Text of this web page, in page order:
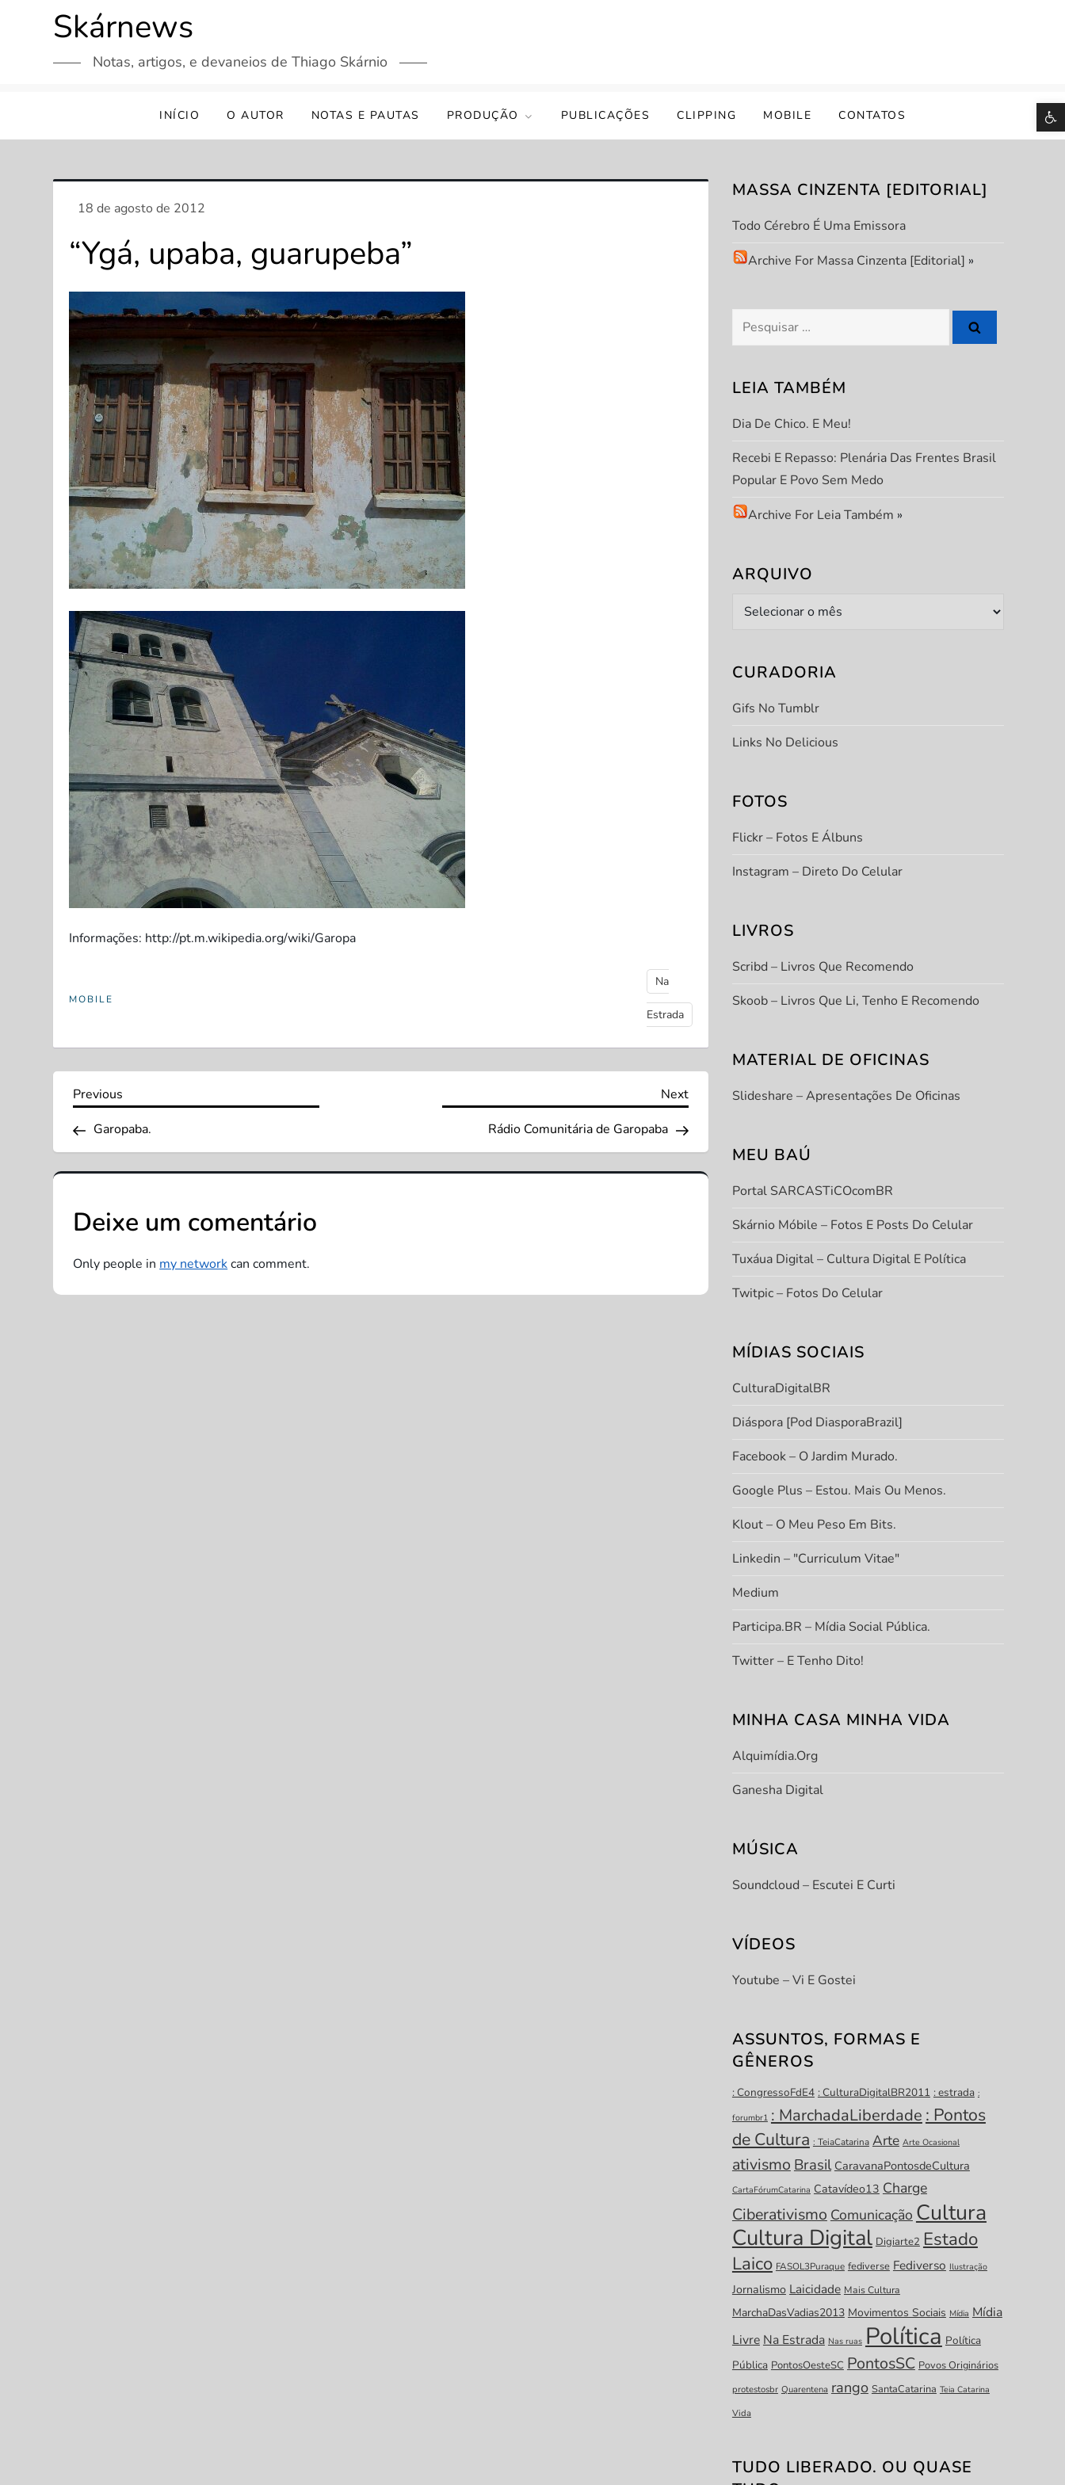
Skárnews
Notas, artigos, e devaneios de Thiago Skárnio
INÍCIO O AUTOR NOTAS E PAUTAS PRODUÇÃO PUBLICAÇÕES CLIPPING MOBILE CONTATOS
“Ygá, upaba, guarupeba”
Informações: http://pt.m.wikipedia.org/wiki/Garopa
MOBILE
Na
Estrada
N
a
v
e
g
a
Previous
Previous
Garopaba.
Next
Next
Rádio Comunitária de Garopaba
Deixe um comentário
Only people inmy networkcan comment.
MASSA CINZENTA [EDITORIAL]
Todo Cérebro É Uma Emissora
Archive For Massa Cinzenta [Editorial] »
Pesquisar
por:
LEIA TAMBÉM
Dia De Chico. E Meu!
Recebi E Repasso: Plenária Das Frentes Brasil
Popular E Povo Sem Medo
Archive For Leia Também »
ARQUIVO
Arquivo
CURADORIA
Gifs No Tumblr
Links No Delicious
FOTOS
Flickr – Fotos E Álbuns
Instagram – Direto Do Celular
LIVROS
Scribd – Livros Que Recomendo
Skoob – Livros Que Li, Tenho E Recomendo
MATERIAL DE OFICINAS
Slideshare – Apresentações De Oficinas
MEU BAÚ
Portal SARCASTiCOcomBR
Skárnio Móbile – Fotos E Posts Do Celular
Tuxáua Digital – Cultura Digital E Política
Twitpic – Fotos Do Celular
MÍDIAS SOCIAIS
CulturaDigitalBR
Diáspora [Pod DiasporaBrazil]
Facebook – O Jardim Murado.
Google Plus – Estou. Mais Ou Menos.
Klout – O Meu Peso Em Bits.
Linkedin – "Curriculum Vitae"
Medium
Participa.BR – Mídia Social Pública.
Twitter – E Tenho Dito!
MINHA CASA MINHA VIDA
Alquimídia.org
Ganesha Digital
MÚSICA
Soundcloud – Escutei E Curti
VÍDEOS
Youtube – Vi E Gostei
ASSUNTOS, FORMAS E
GÊNEROS
: CongressoFdE4 : CulturaDigitalBR2011 : estrada :
forumbr1 : MarchadaLiberdade : Pontos
de Cultura : TeiaCatarina Arte Arte Ocasional
ativismo Brasil CaravanaPontosdeCultura
CartaFórumCatarina Catavídeo13 Charge
Ciberativismo Comunicação Cultura
Cultura Digital Digiarte2 Estado
Laico FASOL3Puraque fediverse Fediverso Ilustração
Jornalismo Laicidade Mais Cultura
MarchaDasVadias2013 Movimentos Sociais Mídia Mídia
Livre Na Estrada Nas ruas Política Política
Pública PontosOesteSC PontosSC Povos Originários
protestosbr Quarentena rango SantaCatarina Teia Catarina
Vida
TUDO LIBERADO. OU QUASE